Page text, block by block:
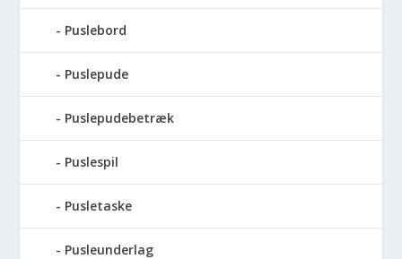
Puslebord
Puslepude
Puslepudebetræk
Puslespil
Pusletaske
Pusleunderlag